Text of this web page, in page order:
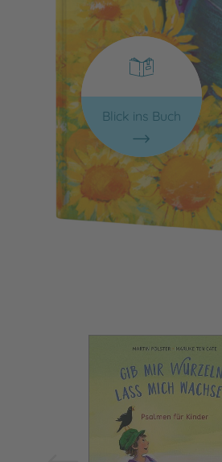
Blick ins Buch